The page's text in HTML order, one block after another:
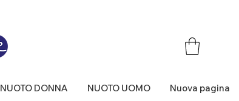
NUOTO DONNA NUOTO UOMO Nuova pagina